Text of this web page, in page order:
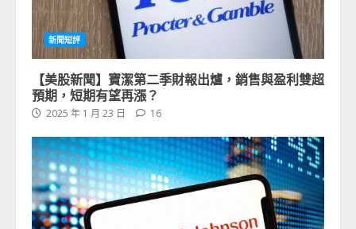
新聞短評
【美股新聞】寶潔第二季財報出爐，銷售與盈利雙超
預期，短期有望再漲？
2025 年 1 月 23 日 16